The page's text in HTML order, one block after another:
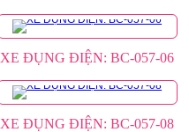
XE ĐỤNG ĐIỆN: BC-057-06
XE ĐỤNG ĐIỆN: BC-057-08